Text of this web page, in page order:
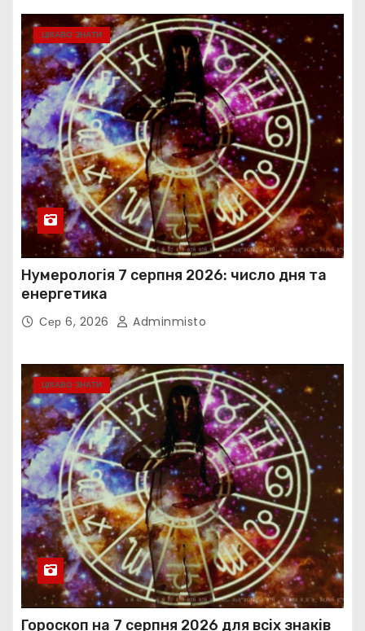
ЦІКАВО ЗНАТИ
Нумерологія 7 серпня 2026: число дня та
енергетика
Сер 6, 2026 Adminmisto
ЦІКАВО ЗНАТИ
Гороскоп на 7 серпня 2026 для всіх знаків